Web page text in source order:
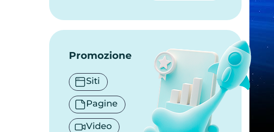
Promozione
Siti
Pagine
Video